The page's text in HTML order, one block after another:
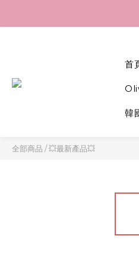
首
韓
全部商品 /💥最新產品💥